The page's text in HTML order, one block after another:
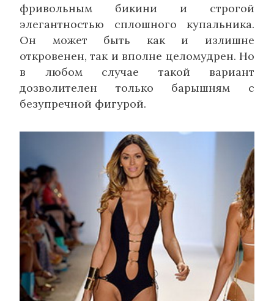
фривольным бикини и строгой
элегантностью сплошного купальника.
Он может быть как и излишне
откровенен, так и вполне целомудрен. Но
в любом случае такой вариант
дозволителен только барышням с
безупречной фигурой.